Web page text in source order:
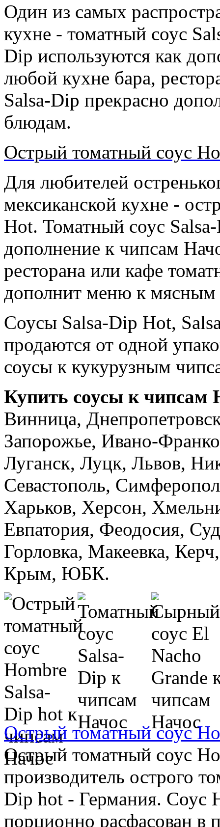
Один из самых
кухне - томатный соус
Dip используются как
любой кухне бара,
Salsa-Dip прекрасно
блюдам.
Острый томатный соус
Для любителей
мексиканской кухне -
Hot. Томатный соус
дополнение к чипсам
ресторана или кафе
дополнит меню к
Соусы Salsa-Dip Hot,
продаются от одной
соусы к кукурузным
Купить соусы к чипсам
Винница,
Запорожье, Ивано-
Луганск, Луцк, Львов,
Севастополь,
Харьков, Херсон,
Евпатория, Феодосия,
Горловка, Макеевка,
Крым, ЮБК.
Острый томатный соус
Острый томатный соус
производитель острого
Dip hot - Германия. Соус
порционно расфасован в